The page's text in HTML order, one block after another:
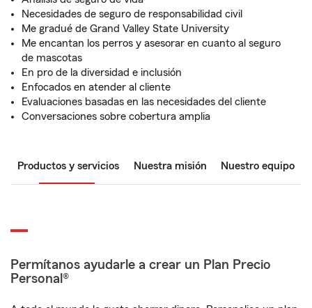
Necesidades de seguro de responsabilidad civil
Me gradué de Grand Valley State University
Me encantan los perros y asesorar en cuanto al seguro
de mascotas
En pro de la diversidad e inclusión
Enfocados en atender al cliente
Evaluaciones basadas en las necesidades del cliente
Conversaciones sobre cobertura amplia
Productos y servicios Nuestra misión Nuestro equipo
Permítanos ayudarle a crear un Plan Precio
Personal®